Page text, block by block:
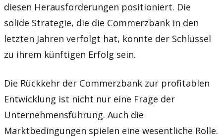
diesen Herausforderungen positioniert. Die
solide Strategie, die die Commerzbank in den
letzten Jahren verfolgt hat, könnte der Schlüssel
zu ihrem künftigen Erfolg sein.
Die Rückkehr der Commerzbank zur profitablen
Entwicklung ist nicht nur eine Frage der
Unternehmensführung. Auch die
Marktbedingungen spielen eine wesentliche Rolle.